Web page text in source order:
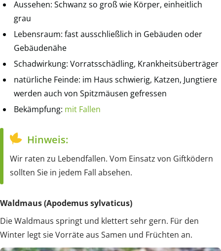
Aussehen: Schwanz so groß wie Körper, einheitlich
grau
Lebensraum: fast ausschließlich in Gebäuden oder
Gebäudenähe
Schadwirkung: Vorratsschädling, Krankheitsüberträger
natürliche Feinde: im Haus schwierig, Katzen, Jungtiere
werden auch von Spitzmäusen gefressen
Bekämpfung: mit Fallen
Hinweis:
Wir raten zu Lebendfallen. Vom Einsatz von Giftködern
sollten Sie in jedem Fall absehen.
Waldmaus (Apodemus sylvaticus)
Die Waldmaus springt und klettert sehr gern. Für den
Winter legt sie Vorräte aus Samen und Früchten an.